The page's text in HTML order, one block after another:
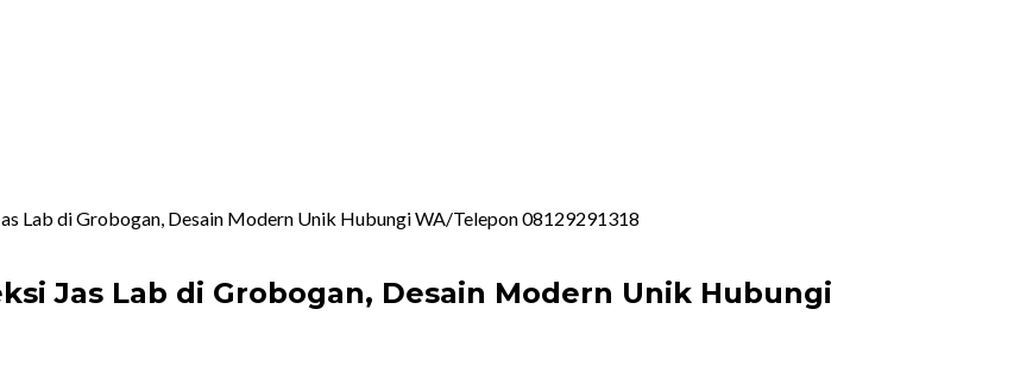
Lab di Grobogan, Desain Modern Unik Hubungi WA/Telepon 08129291318
Jas Lab di Grobogan, Desain Modern Unik Hubungi